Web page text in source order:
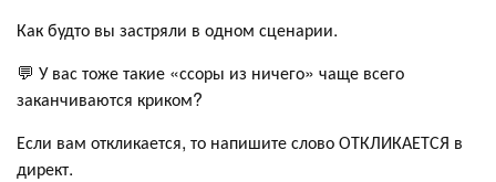
Как будто вы застряли в одном сценарии.
💬 У вас тоже такие «ссоры из ничего» чаще всего
заканчиваются криком?
Если вам откликается, то напишите слово ОТКЛИКАЕТСЯ в
директ.